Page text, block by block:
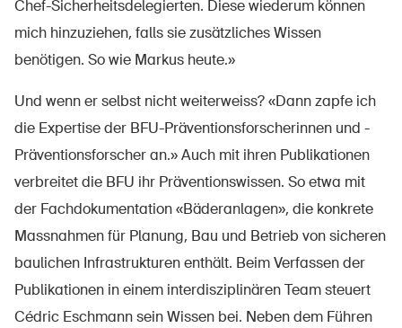
Chef-Sicherheitsdelegierten. Diese wiederum können
mich hinzuziehen, falls sie zusätzliches Wissen
benötigen. So wie Markus heute.»
Und wenn er selbst nicht weiterweiss? «Dann zapfe ich
die Expertise der BFU-Präventionsforscherinnen und -
Präventionsforscher an.» Auch mit ihren Publikationen
verbreitet die BFU ihr Präventionswissen. So etwa mit
der Fachdokumentation «Bäderanlagen», die konkrete
Massnahmen für Planung, Bau und Betrieb von sicheren
baulichen Infrastrukturen enthält. Beim Verfassen der
Publikationen in einem interdisziplinären Team steuert
Cédric Eschmann sein Wissen bei. Neben dem Führen